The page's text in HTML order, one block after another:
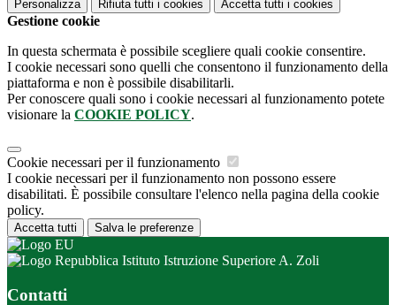
Personalizza Rifiuta tutti i cookies Accetta tutti i cookies
Gestione cookie
In questa schermata è possibile scegliere quali cookie consentire.
I cookie necessari sono quelli che consentono il funzionamento della
piattaforma e non è possibile disabilitarli.
Per conoscere quali sono i cookie necessari al funzionamento potete
visionare la COOKIE POLICY.
Cookie necessari per il funzionamento
I cookie necessari per il funzionamento non possono essere
disabilitati. È possibile consultare l'elenco nella pagina della cookie
policy.
Accetta tutti Salva le preferenze
Istituto Istruzione Superiore A. Zoli
Contatti